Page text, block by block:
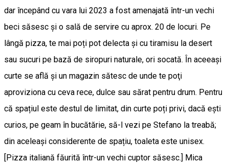
dar începând cu vara lui 2023 a fost amenajată într-un vechi
beci săsesc și o sală de servire cu aprox. 20 de locuri. Pe
lângă pizza, te mai poți pot delecta și cu tiramisu la desert
sau sucuri pe bază de siropuri naturale, ori socată. În aceeaşi
curte se află şi un magazin sătesc de unde te poţi
aproviziona cu ceva rece, dulce sau sărat pentru drum. Pentru
că spațiul este destul de limitat, din curte poți privi, dacă ești
curios, pe geam în bucătărie, să-l vezi pe Stefano la treabă;
din aceleași considerente de spațiu, toaleta este unisex.
[Pizza italiană făurită într-un vechi cuptor săsesc.] Mica